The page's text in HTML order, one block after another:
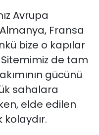
Avrupa
Almanya, Fransa
bize o kapılar
de tam
gücünü
sahalara
elde edilen
kolaydır.